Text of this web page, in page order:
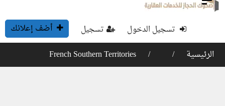
تسجيل الدخول تسجيل
أضف إعلانك
الرئيسية
French Southern Territories